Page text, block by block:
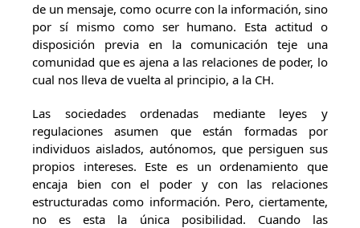
de un mensaje, como ocurre con la información, sino
por sí mismo como ser humano. Esta actitud o
disposición previa en la comunicación teje una
comunidad que es ajena a las relaciones de poder, lo
cual nos lleva de vuelta al principio, a la CH.
Las sociedades ordenadas mediante leyes y
regulaciones asumen que están formadas por
individuos aislados, autónomos, que persiguen sus
propios intereses. Este es un ordenamiento que
encaja bien con el poder y con las relaciones
estructuradas como información. Pero, ciertamente,
no es esta la única posibilidad. Cuando las